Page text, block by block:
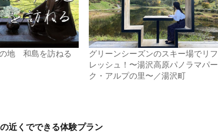
地 和島を訪ねる
グリーンシーズンのスキー場でリフ
レッシュ！〜湯沢高原パノラマパー
ク・アルプの里〜／湯沢町
近くでできる体験プラン